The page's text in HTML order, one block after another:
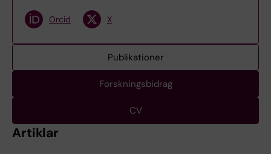
Orcid X
Publikationer
Forskningsbidrag
CV
Artiklar